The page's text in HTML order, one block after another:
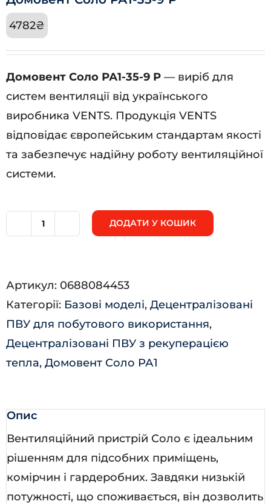
4782₴
Домовент Соло РА1-35-9 Р — виріб для
систем вентиляції від українського
виробника VENTS. Продукція VENTS
відповідає європейським стандартам якості
та забезпечує надійну роботу вентиляційної
системи.
Домовент
35-
9
Р
кількість
ДОДАТИ У КОШИК
Артикул: 0688084453
Категорії: Базові моделі, Децентралізовані
ПВУ для побутового використання,
Децентралізовані ПВУ з рекуперацією
тепла, Домовент Соло РА1
Опис
Вентиляційний пристрій Соло є ідеальним
рішенням для підсобних приміщень,
комірчин і гардеробних. Завдяки низькій
потужності, що споживається, він дозволить